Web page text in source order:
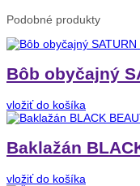
Podobné produkty
Bôb obyčajný
vložiť do košíka
Baklažán
vložiť do košíka